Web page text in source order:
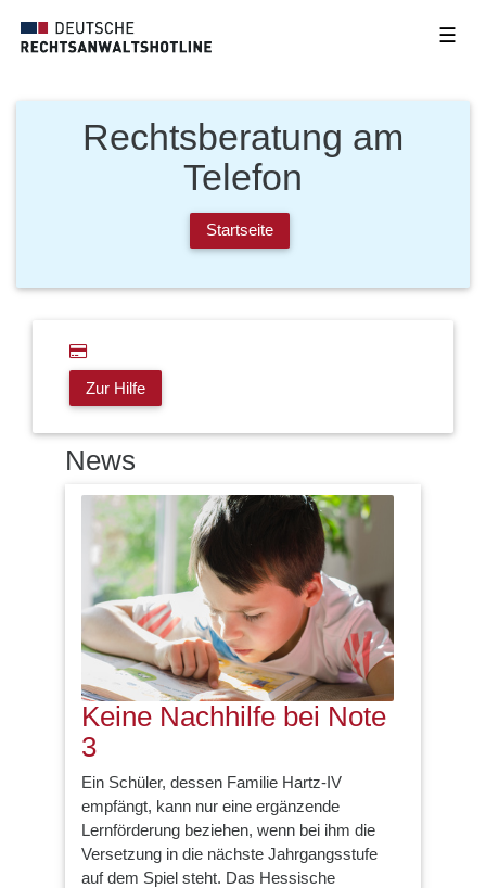
☰
Rechtsberatung am
Telefon
Startseite
Zur Hilfe
News
Keine Nachhilfe bei Note
3
Ein Schüler, dessen Familie Hartz-IV
empfängt, kann nur eine ergänzende
Lernförderung beziehen, wenn bei ihm die
Versetzung in die nächste Jahrgangsstufe
auf dem Spiel steht. Das Hessische